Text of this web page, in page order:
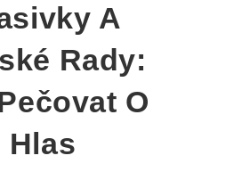
A
Rady:
O
Hlas